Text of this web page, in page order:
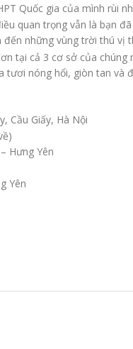
Quốc gia của mình rùi
quan trọng vẫn là bạn
những vùng trời thú vị
tại cả 3 cơ sở của chúng
nóng hổi, giòn tan và
Cầu Giấy, Hà Nội
Hưng Yên
Yên